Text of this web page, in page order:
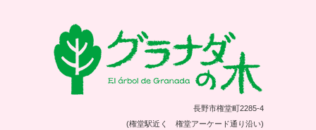
長野市権堂町2285-4
(権堂駅近く 権堂アーケード通り沿い)